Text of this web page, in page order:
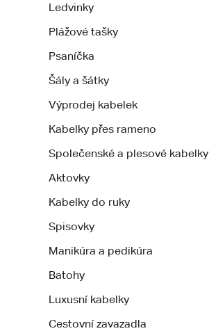
Ledvinky
Plážové tašky
Psaníčka
Šály a šátky
Výprodej kabelek
Kabelky přes rameno
Společenské a plesové kabelky
Aktovky
Kabelky do ruky
Spisovky
Manikúra a pedikúra
Batohy
Luxusní kabelky
Cestovní zavazadla